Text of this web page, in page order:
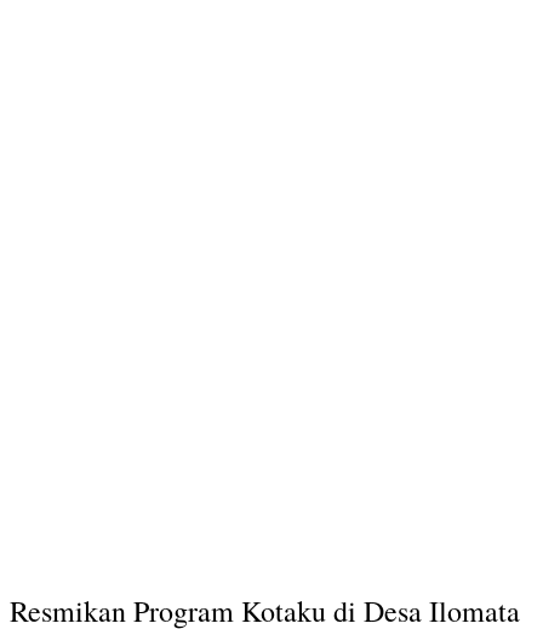
Resmikan Program Kotaku di Desa Ilomata